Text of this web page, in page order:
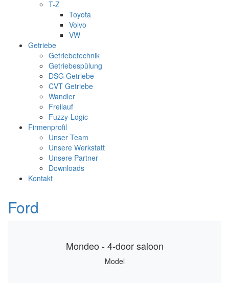
T-Z
Toyota
Volvo
VW
Getriebe
Getriebetechnik
Getriebespülung
DSG Getriebe
CVT Getriebe
Wandler
Freilauf
Fuzzy-Logic
Firmenprofil
Unser Team
Unsere Werkstatt
Unsere Partner
Downloads
Kontakt
Ford
Mondeo - 4-door saloon
Model